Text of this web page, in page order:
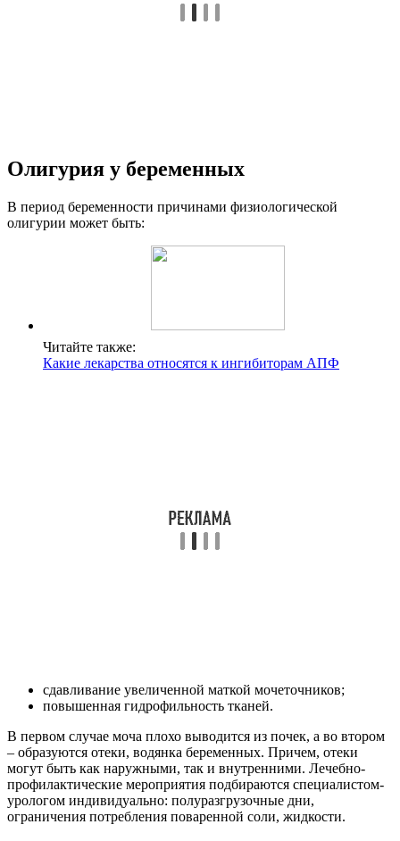
Олигурия у беременных
В период беременности причинами физиологической
олигурии может быть:
Читайте также:
Какие лекарства относятся к ингибиторам АПФ
сдавливание увеличенной маткой мочеточников;
повышенная гидрофильность тканей.
В первом случае моча плохо выводится из почек, а во втором
– образуются отеки, водянка беременных. Причем, отеки
могут быть как наружными, так и внутренними. Лечебно-
профилактические мероприятия подбираются специалистом-
урологом индивидуально: полуразгрузочные дни,
ограничения потребления поваренной соли, жидкости.